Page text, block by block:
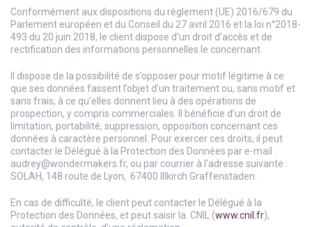
Conformément aux dispositions du règlement (UE) 2016/679 du
Parlement européen et du Conseil du 27 avril 2016 et la loi n°2018-
493 du 20 juin 2018, le client dispose d’un droit d’accès et de
rectification des informations personnelles le concernant.
Il dispose de la possibilité de s’opposer pour motif légitime à ce
que ses données fassent l’objet d’un traitement ou, sans motif et
sans frais, à ce qu’elles donnent lieu à des opérations de
prospection, y compris commerciales. Il bénéficie d’un droit de
limitation, portabilité, suppression, opposition concernant ces
données à caractère personnel. Pour exercer ces droits, il peut
contacter le Délégué à la Protection des Données par e-mail :
audrey@wondermakers.fr, ou par courrier à l’adresse suivante :
SOLAH, 148 route de Lyon, 67400 Illkirch Graffenstaden.
En cas de difficulté, le client peut contacter le Délégué à la
Protection des Données, et peut saisir la CNIL (www.cnil.fr),